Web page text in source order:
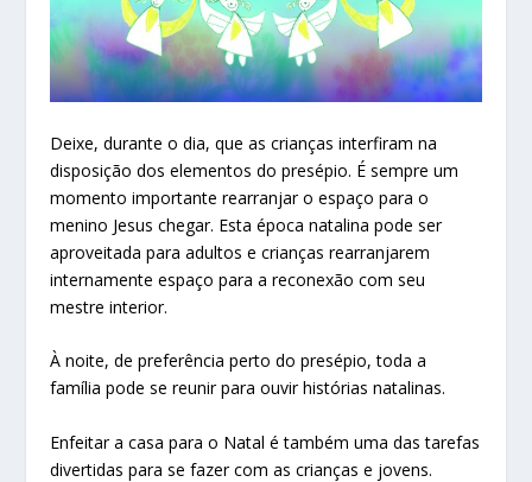
Deixe, durante o dia, que as crianças interfiram na
disposição dos elementos do presépio. É sempre um
momento importante rearranjar o espaço para o
menino Jesus chegar. Esta época natalina pode ser
aproveitada para adultos e crianças rearranjarem
internamente espaço para a reconexão com seu
mestre interior.
À noite, de preferência perto do presépio, toda a
família pode se reunir para ouvir histórias natalinas.
Enfeitar a casa para o Natal é também uma das tarefas
divertidas para se fazer com as crianças e jovens.